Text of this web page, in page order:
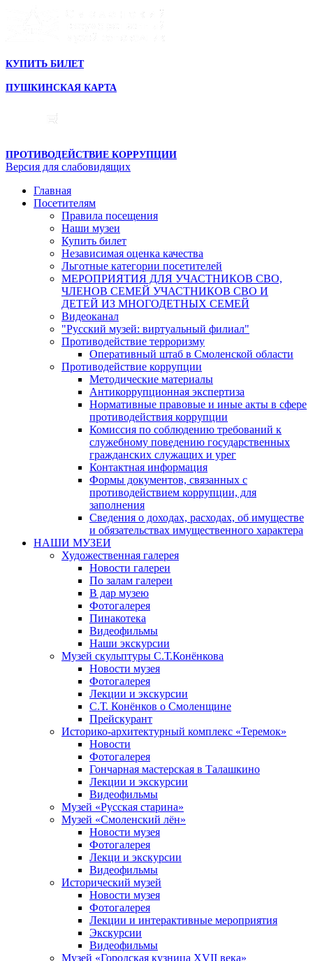
КУПИТЬ БИЛЕТ
ПУШКИНСКАЯ КАРТА
ПРОТИВОДЕЙСТВИЕ КОРРУПЦИИ
Версия для слабовидящих
Главная
Посетителям
Правила посещения
Наши музеи
Купить билет
Независимая оценка качества
Льготные категории посетителей
МЕРОПРИЯТИЯ ДЛЯ УЧАСТНИКОВ СВО,
ЧЛЕНОВ СЕМЕЙ УЧАСТНИКОВ СВО И
ДЕТЕЙ ИЗ МНОГОДЕТНЫХ СЕМЕЙ
Видеоканал
"Русский музей: виртуальный филиал"
Противодействие терроризму
Оперативный штаб в Смоленской области
Противодействие коррупции
Методические материалы
Антикоррупционная экспертиза
Нормативные правовые и иные акты в сфере
противодействия коррупции
Комиссия по соблюдению требований к
служебному поведению государственных
гражданских служащих и урег
Контактная информация
Формы документов, связанных с
противодействием коррупции, для
заполнения
Сведения о доходах, расходах, об имуществе
и обязательствах имущественного характера
НАШИ МУЗЕИ
Художественная галерея
Новости галереи
По залам галереи
В дар музею
Фотогалерея
Пинакотека
Видеофильмы
Наши экскурсии
Музей скульптуры С.Т.Конёнкова
Новости музея
Фотогалерея
Лекции и экскурсии
С.Т. Конёнков о Смоленщине
Прейскурант
Историко-архитектурный комплекс «Теремок»
Новости
Фотогалерея
Гончарная мастерская в Талашкино
Лекции и экскурсии
Видеофильмы
Музей «Русская старина»
Музей «Смоленский лён»
Новости музея
Фотогалерея
Лекци и экскурсии
Видеофильмы
Исторический музей
Новости музея
Фотогалерея
Лекции и интерактивные мероприятия
Экскурсии
Видеофильмы
Музей «Городская кузница XVII века»